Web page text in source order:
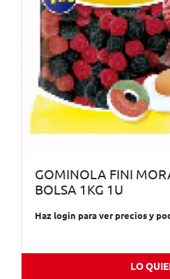
GOMINOLA FINI
BOLSA 1KG 1U
Haz login para ver precios y
LO